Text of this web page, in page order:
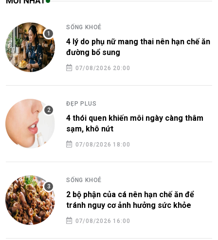
SỐNG KHOẺ
4 lý do phụ nữ mang thai nên hạn chế ăn
đường bổ sung
07/08/2026 20:00
ĐẸP PLUS
4 thói quen khiến môi ngày càng thâm
sạm, khô nứt
07/08/2026 18:00
SỐNG KHOẺ
2 bộ phận của cá nên hạn chế ăn để
tránh nguy cơ ảnh hưởng sức khỏe
07/08/2026 16:00